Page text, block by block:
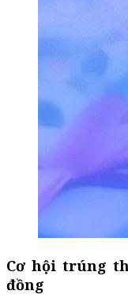
Cơ hội trúng
đồng